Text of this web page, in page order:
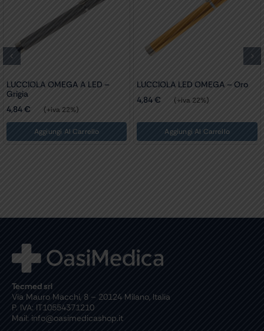
LED OMEGA – Oro
(+iva 22%)
Aggiungi Al Carrello
LUCCIOLA LED NOVA – Bianca
(+iva 22%)
Aggiungi Al Carrello
Tecmed srl
Via Mauro Macchi, 8 – 20124 Milano, Italia
P. IVA: IT10554371210
Mail: info@oasimedicashop.it